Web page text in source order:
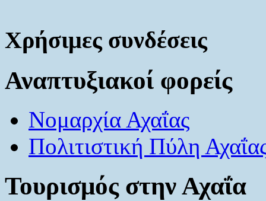
Χρήσιμες συνδέσεις
Αναπτυξιακοί φορείς
Νομαρχία Αχαΐας
Πολιτιστική Πύλη
Τουρισμός στην Αχαΐα